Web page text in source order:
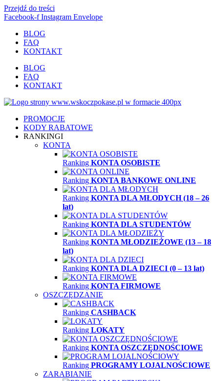
Przejdź do treści
Facebook-f Instagram Envelope
BLOG
FAQ
KONTAKT
BLOG
FAQ
KONTAKT
PROMOCJE
KODY RABATOWE
RANKINGI
KONTA
Ranking KONTA OSOBISTE
Ranking KONTA BANKOWE ONLINE
Ranking KONTA DLA MŁODYCH (18 – 26
lat)
Ranking KONTA DLA STUDENTÓW
Ranking KONTA MŁODZIEŻOWE (13 – 18
lat)
Ranking KONTA DLA DZIECI (0 – 13 lat)
Ranking KONTA FIRMOWE
OSZCZĘDZANIE
Ranking CASHBACK
Ranking LOKATY
Ranking KONTA OSZCZĘDNOŚCIOWE
Ranking PROGRAMY LOJALNOŚCIOWE
ZARABIANIE